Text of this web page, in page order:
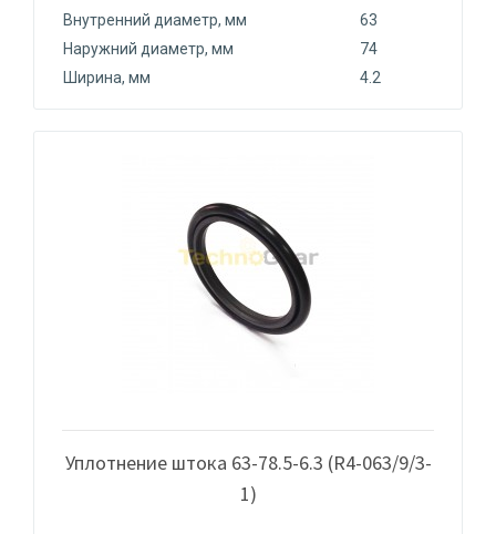
Внутренний диаметр, мм
63
Наружний диаметр, мм
74
Ширина, мм
4.2
Уплотнение штока 63-78.5-6.3 (R4-063/9/3-
1)